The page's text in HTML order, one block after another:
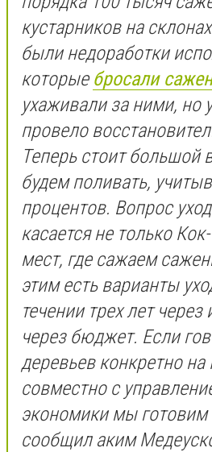
кустарников на
были недоработки
которые бросали
ухаживали за ними, но
провело
Теперь стоит большой
будем поливать,
процентов. Вопрос
касается не только
мест, где сажаем
этим есть варианты
течении трех лет
через бюджет. Если
деревьев конкретно на
совместно с
экономики мы готовим
сообщил аким